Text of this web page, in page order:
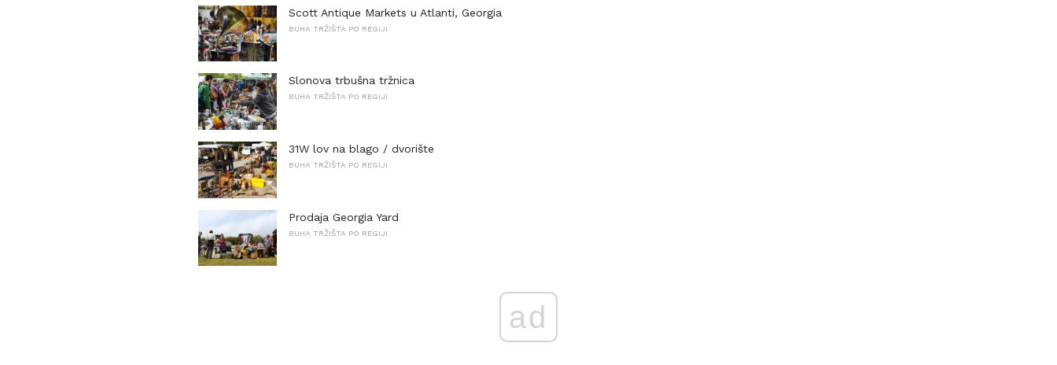
Scott Antique Markets u Atlanti, Georgia
BUHA TRŽIŠTA PO REGIJI
Slonova trbušna tržnica
BUHA TRŽIŠTA PO REGIJI
31W lov na blago / dvorište
BUHA TRŽIŠTA PO REGIJI
Prodaja Georgia Yard
BUHA TRŽIŠTA PO REGIJI
ad